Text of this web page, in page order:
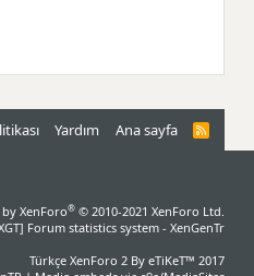
Yardım Ana sayfa
R
XenForo® © 2010-2021 XenForo Ltd.
Forum statistics system - XenGenTr
Türkçe XenForo 2 By eTiKeT™ 2017